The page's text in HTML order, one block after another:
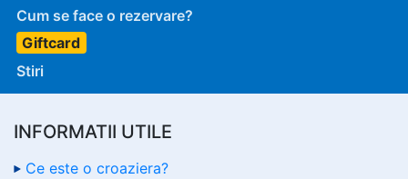
Cum se face o rezervare?
Giftcard
Stiri
INFORMATII UTILE
Ce este o croaziera?